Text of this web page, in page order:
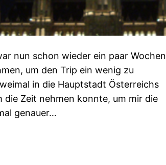
nun schon wieder ein paar Wochen
um den Trip ein wenig zu
in die Hauptstadt Österreichs
Zeit nehmen konnte, um mir die
genauer…